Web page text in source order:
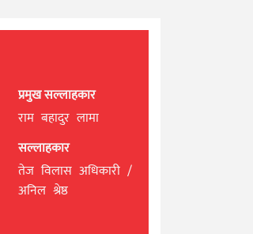
प्रमुख सल्लाहकार
राम बहादुर लामा
सल्लाहकार
तेज विलास अधिकारी /
अनिल श्रेष्ठ